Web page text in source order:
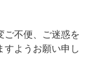
ご不便、ご迷惑を
すようお願い申し